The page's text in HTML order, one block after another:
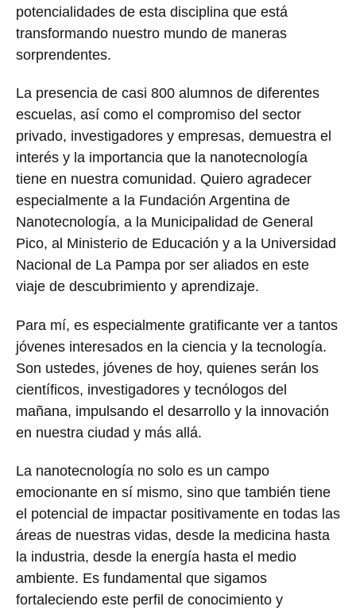
potencialidades de esta disciplina que está
transformando nuestro mundo de maneras
sorprendentes.
La presencia de casi 800 alumnos de diferentes
escuelas, así como el compromiso del sector
privado, investigadores y empresas, demuestra el
interés y la importancia que la nanotecnología
tiene en nuestra comunidad. Quiero agradecer
especialmente a la Fundación Argentina de
Nanotecnología, a la Municipalidad de General
Pico, al Ministerio de Educación y a la Universidad
Nacional de La Pampa por ser aliados en este
viaje de descubrimiento y aprendizaje.
Para mí, es especialmente gratificante ver a tantos
jóvenes interesados en la ciencia y la tecnología.
Son ustedes, jóvenes de hoy, quienes serán los
científicos, investigadores y tecnólogos del
mañana, impulsando el desarrollo y la innovación
en nuestra ciudad y más allá.
La nanotecnología no solo es un campo
emocionante en sí mismo, sino que también tiene
el potencial de impactar positivamente en todas las
áreas de nuestras vidas, desde la medicina hasta
la industria, desde la energía hasta el medio
ambiente. Es fundamental que sigamos
fortaleciendo este perfil de conocimiento y